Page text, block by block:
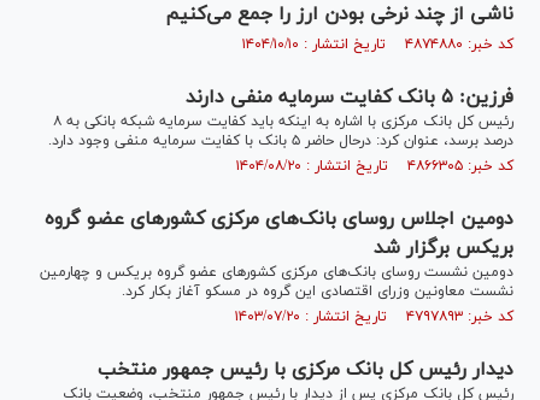
ناشی از چند نرخی بودن ارز را جمع می‌کنیم
کد خبر: ۴۸۷۴۸۸۰ تاریخ انتشار : ۱۴۰۴/۱۰/۱۰
فرزین: ۵ بانک کفایت سرمایه منفی دارند
رئیس کل بانک مرکزی با اشاره به اینکه باید کفایت سرمایه شبکه بانکی به ۸
درصد برسد، عنوان کرد: درحال حاضر ۵ بانک با کفایت سرمایه منفی وجود دارد.
کد خبر: ۴۸۶۶۳۰۵ تاریخ انتشار : ۱۴۰۴/۰۸/۲۰
دومین اجلاس روسای بانک‌های مرکزی کشور‌های عضو گروه
بریکس برگزار شد
دومین نشست روسای بانک‌های مرکزی کشور‌های عضو گروه بریکس و چهارمین
نشست معاونین وزرای اقتصادی این گروه در مسکو آغاز بکار کرد.
کد خبر: ۴۷۹۷۸۹۳ تاریخ انتشار : ۱۴۰۳/۰۷/۲۰
دیدار رئیس کل بانک مرکزی با رئیس جمهور منتخب
رئیس کل بانک مرکزی پس از دیدار با رئیس جمهور منتخب، وضعیت بانک